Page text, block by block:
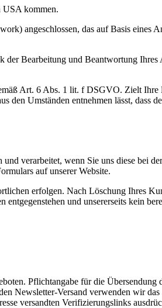
USA kommen.
angeschlossen, das auf Basis eines
Bearbeitung und Beantwortung
Art. 6 Abs. 1 lit. f DSGVO. Zielt
Umständen entnehmen lässt, dass
verarbeitet, wenn Sie uns diese bei
auf unserer Website.
erfolgen. Nach Löschung Ihres
und unsererseits kein
Pflichtangabe für die Übersendung
Newsletter-Versand verwenden wir
versandten Verifizierungslinks